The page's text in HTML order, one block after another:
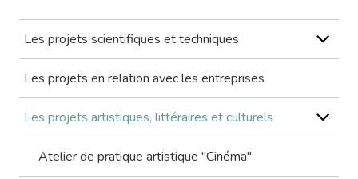
Les projets scientifiques et techniques
Les projets en relation avec les entreprises
Les projets artistiques, littéraires et culturels
Atelier de pratique artistique "Cinéma"